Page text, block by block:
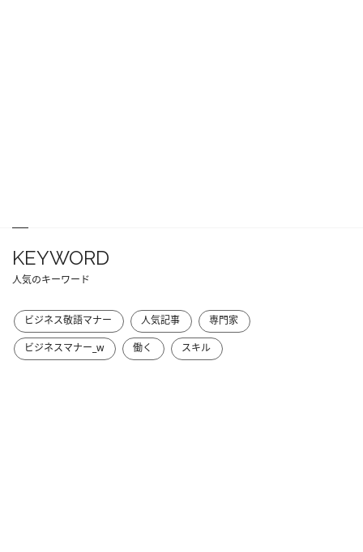
KEYWORD
人気のキーワード
ビジネス敬語マナー 人気記事
専門家
ビジネスマナー_w
働く スキル